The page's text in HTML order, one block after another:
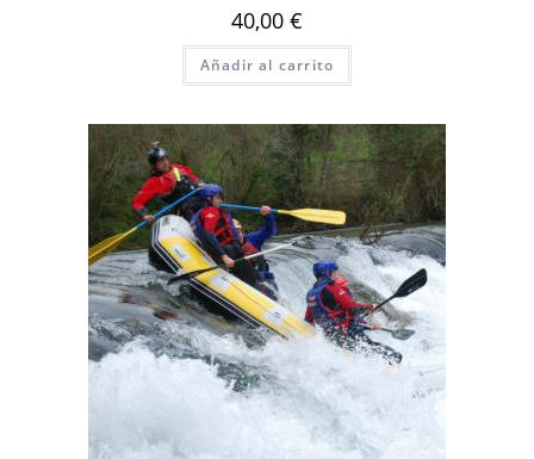
40,00 €
Añadir al carrito